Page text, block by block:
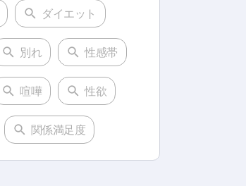
ダイエット
別れ 性感帯
喧嘩 性欲
関係満足度